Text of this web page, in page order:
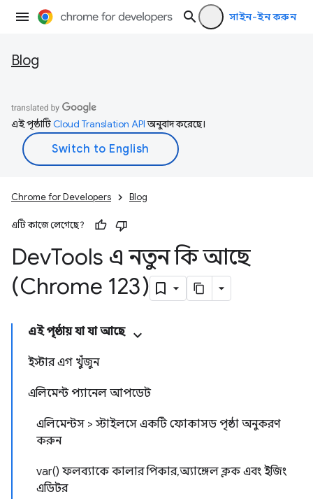
সাইন-ইন করুন
Blog
এই পৃষ্ঠাটিCloud Translation APIঅনুবাদ করেছে।
Chrome for Developers Blog
এটি কাজে লেগেছে?
DevTools এ নতুন কি আছে
(Chrome 123)
এই পৃষ্ঠায় যা যা আছে
ইস্টার এগ খুঁজুন
এলিমেন্ট প্যানেল আপডেট
এলিমেন্টস > স্টাইলসে একটি ফোকাসড পৃষ্ঠা অনুকরণ
করুন
var() ফলব্যাকে কালার পিকার, অ্যাঙ্গেল ক্লক এবং ইজিং
এডিটর